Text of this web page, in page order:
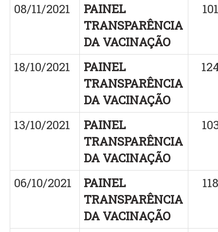
08/11/2021
PAINEL
TRANSPARÊNCIA
DA VACINAÇÃO
18/10/2021
PAINEL
TRANSPARÊNCIA
DA VACINAÇÃO
13/10/2021
PAINEL
TRANSPARÊNCIA
DA VACINAÇÃO
06/10/2021
PAINEL
TRANSPARÊNCIA
DA VACINAÇÃO